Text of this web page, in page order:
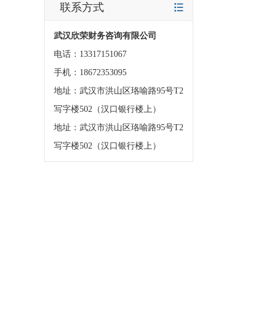
联系方式
武汉欣荣财务咨询有限公司
电话：13317151067
手机：18672353095
地址：武汉市洪山区珞喻路95号T2
写字楼502（汉口银行楼上）
地址：武汉市洪山区珞喻路95号T2
写字楼502（汉口银行楼上）